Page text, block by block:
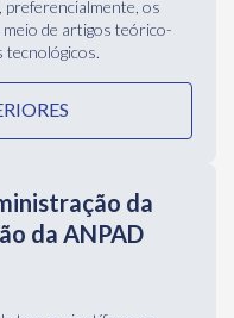
da
da ANPAD
temas científicos no
os diferentes
observando,
destacados, por